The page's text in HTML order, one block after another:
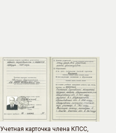
Учетная карточка члена КПСС,